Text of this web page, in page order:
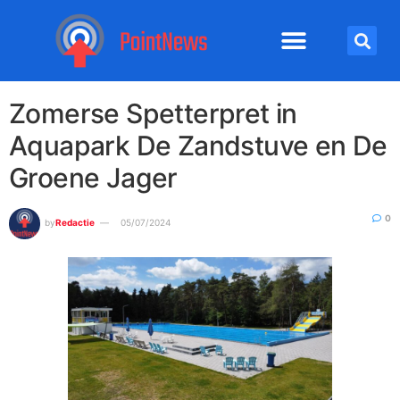
Zomerse Spetterpret in
Aquapark De Zandstuve en De
Groene Jager
byRedactie 05/07/2024 0